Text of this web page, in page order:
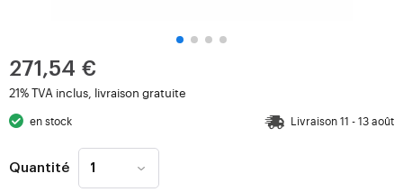
271,54 €
21% TVA inclus, livraison gratuite
en stock Livraison 11 - 13 août
Quantité